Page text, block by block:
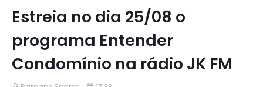
Estreia no dia 25/08 o
programa Entender
Condomínio na rádio JK FM